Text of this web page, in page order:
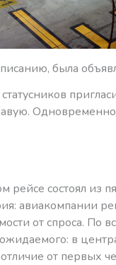
была
рейсе состоял из
авиакомпании
от спроса. По
в
от первых